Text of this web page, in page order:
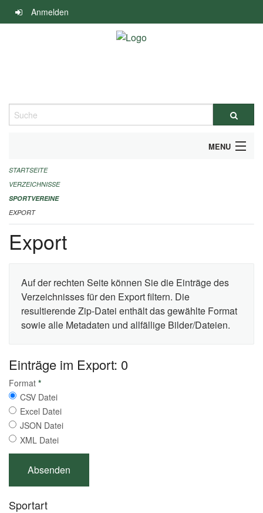
Navigation
überspringen
Anmelden
Suche
MENU
ALLGEMEINE INFORMATIONEN
FINANZIELLE UNTERSTÜTZUNG BENÖTIGT?
KONTAKT
STARTSEITE
VERZEICHNISSE
SPORTVEREINE
EXPORT
Export
Auf der rechten Seite können Sie die Einträge des
Verzeichnisses für den Export filtern. Die
resultierende Zip-Datei enthält das gewählte Format
sowie alle Metadaten und allfällige Bilder/Dateien.
Einträge im Export: 0
Format *
CSV Datei
Excel Datei
JSON Datei
XML Datei
Sportart